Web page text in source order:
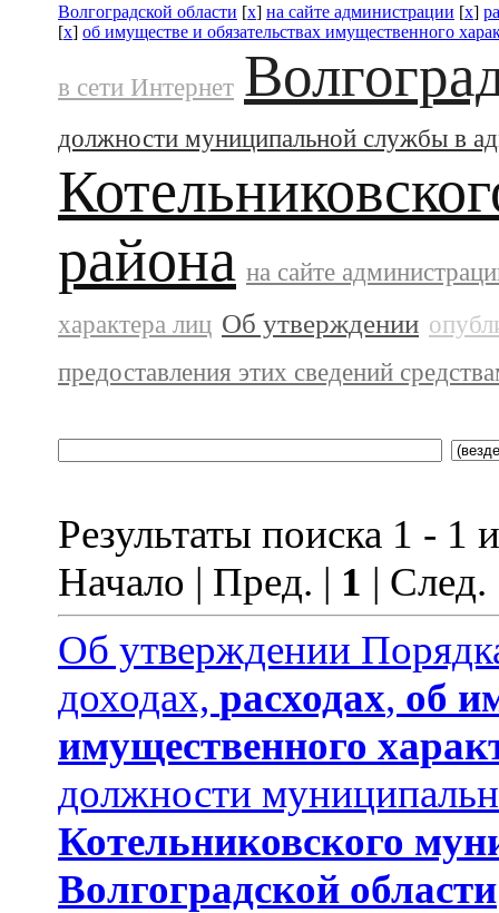
Волгоградской области [x] на сайте администрации [x]
[x] об имуществе и обязательствах имущественного
в сети Интернет
должности муниципальной службы в
района на сайте
характера лиц Об утверждении
предоставления этих сведений
Результаты поиска 1 - 1
Начало | Пред. | 1 |
Об утверждении
доходах, расходах, об
имущественного
должности
Котельниковского
Волгоградской области